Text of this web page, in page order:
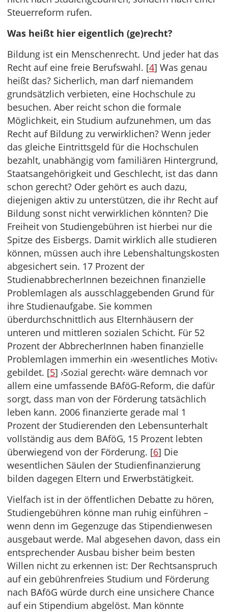
Steuerreform rufen.
Was heißt hier eigentlich (ge)recht?
Bildung ist ein Menschenrecht. Und jeder hat das
Recht auf eine freie Berufswahl. [4] Was genau
heißt das? Sicherlich, man darf niemandem
grundsätzlich verbieten, eine Hochschule zu
besuchen. Aber reicht schon die formale
Möglichkeit, ein Studium aufzunehmen, um das
Recht auf Bildung zu verwirklichen? Wenn jeder
das gleiche Eintrittsgeld für die Hochschulen
bezahlt, unabhängig vom familiären Hintergrund,
Staatsangehörigkeit und Geschlecht, ist das dann
schon gerecht? Oder gehört es auch dazu,
diejenigen aktiv zu unterstützen, die ihr Recht auf
Bildung sonst nicht verwirklichen könnten? Die
Freiheit von Studiengebühren ist hierbei nur die
Spitze des Eisbergs. Damit wirklich alle studieren
können, müssen auch ihre Lebenshaltungskosten
abgesichert sein. 17 Prozent der
StudienabbrecherInnen bezeichnen finanzielle
Problemlagen als ausschlaggebenden Grund für
ihre Studienaufgabe. Sie kommen
überdurchschnittlich aus Elternhäusern der
unteren und mittleren sozialen Schicht. Für 52
Prozent der AbbrecherInnen haben finanzielle
Problemlagen immerhin ein ›wesentliches Motiv‹
gebildet. [5] ›Sozial gerecht‹ wäre demnach vor
allem eine umfassende BAföG-Reform, die dafür
sorgt, dass man von der Förderung tatsächlich
leben kann. 2006 finanzierte gerade mal 1
Prozent der Studierenden den Lebensunterhalt
vollständig aus dem BAföG, 15 Prozent lebten
überwiegend von der Förderung. [6] Die
wesentlichen Säulen der Studienfinanzierung
bilden dagegen Eltern und Erwerbstätigkeit.
Vielfach ist in der öffentlichen Debatte zu hören,
Studiengebühren könne man ruhig einführen –
wenn denn im Gegenzuge das Stipendienwesen
ausgebaut werde. Mal abgesehen davon, dass ein
entsprechender Ausbau bisher beim besten
Willen nicht zu erkennen ist: Der Rechtsanspruch
auf ein gebührenfreies Studium und Förderung
nach BAföG würde durch eine unsichere Chance
auf ein Stipendium abgelöst. Man könnte